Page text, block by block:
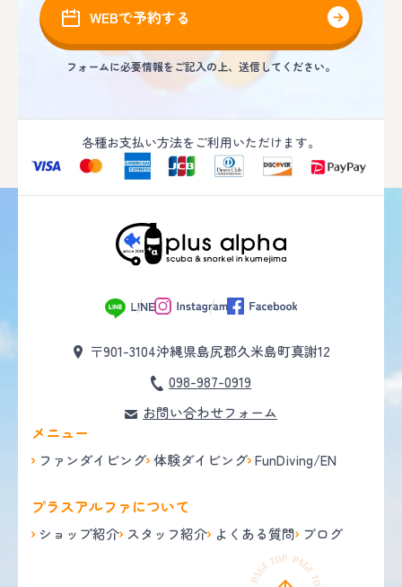
WEBで予約する
フォームに必要情報をご記入の上、送信してください。
各種お支払い方法をご利用いただけます。
〒901-3104沖縄県島尻郡久米島町真謝12
098-987-0919
お問い合わせフォーム
メニュー
ファンダイビング 体験ダイビング FunDiving/EN
プラスアルファについて
ショップ紹介 スタッフ紹介 よくある質問 ブログ